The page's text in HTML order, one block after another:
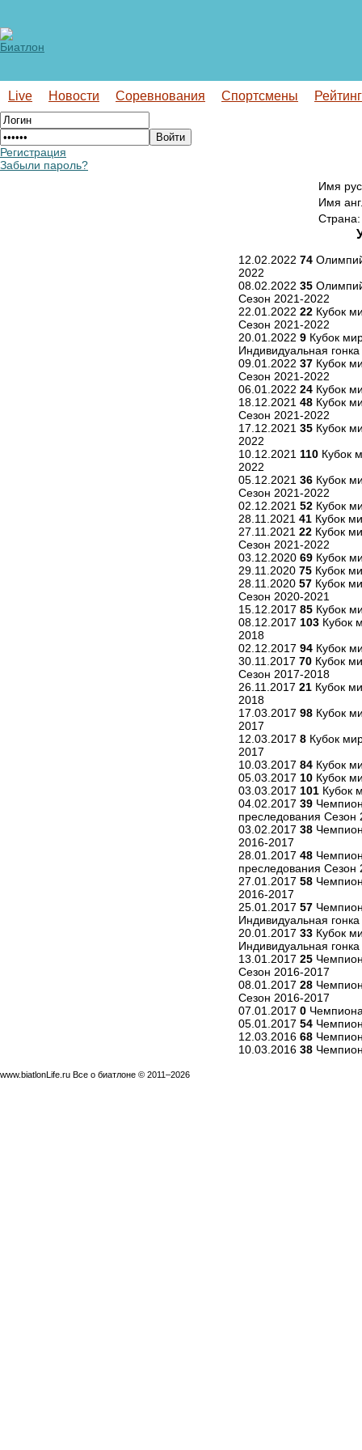
Live Новости Соревнования Спортсмены
Регистрация
Забыли пароль?
Имя
Имя
Страна:
12.02.2022 74
2022
08.02.2022 35
Сезон 2021-2022
22.01.2022 22 Кубок
Сезон 2021-2022
20.01.2022 9 Кубок
Индивидуальная
09.01.2022 37 Кубок
Сезон 2021-2022
06.01.2022 24 Кубок
18.12.2021 48 Кубок
Сезон 2021-2022
17.12.2021 35 Кубок
2022
10.12.2021 110 Кубок
2022
05.12.2021 36 Кубок
Сезон 2021-2022
02.12.2021 52 Кубок
28.11.2021 41 Кубок
27.11.2021 22 Кубок
Сезон 2021-2022
03.12.2020 69 Кубок
29.11.2020 75 Кубок
28.11.2020 57 Кубок
Сезон 2020-2021
15.12.2017 85 Кубок
08.12.2017 103 Кубок
2018
02.12.2017 94 Кубок
30.11.2017 70 Кубок
Сезон 2017-2018
26.11.2017 21 Кубок
2018
17.03.2017 98 Кубок
2017
12.03.2017 8 Кубок
2017
10.03.2017 84 Кубок
05.03.2017 10 Кубок
03.03.2017 101 Кубок
04.02.2017 39
преследования Сезон
03.02.2017 38
2016-2017
28.01.2017 48
преследования Сезон
27.01.2017 58
2016-2017
25.01.2017 57
Индивидуальная
20.01.2017 33 Кубок
Индивидуальная
13.01.2017 25
Сезон 2016-2017
08.01.2017 28
Сезон 2016-2017
07.01.2017 0
05.01.2017 54
12.03.2016 68
10.03.2016 38
www.biatlonLife.ru Все о биатлоне © 2011–2026